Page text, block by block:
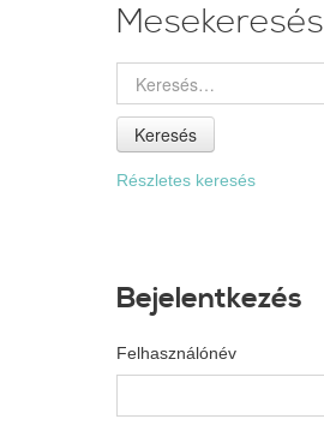
Mesekeresés
Keresés
Részletes keresés
Bejelentkezés
Felhasználónév